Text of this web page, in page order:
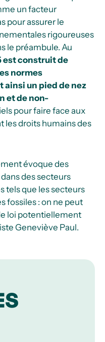
un facteur
pour assurer le
rigoureuses
le préambule. Au
est construit de
normes
un pied de nez
et de non-
pour faire face aux
les droits humains des
évoque des
des secteurs
tels que les secteurs
fossiles : on ne peut
loi potentiellement
Geneviève Paul.